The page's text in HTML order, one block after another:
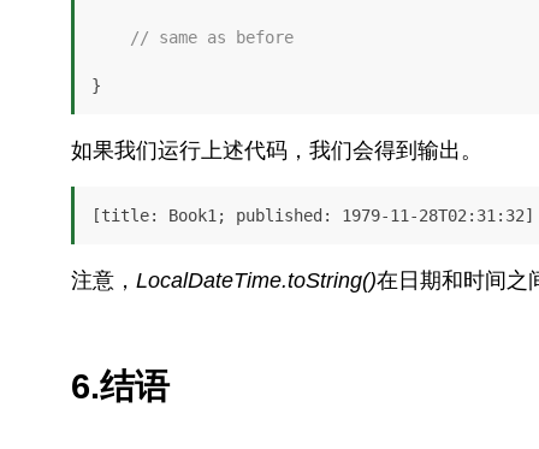
// same as before
}
如果我们运行上述代码，我们会得到输出。
[title: Book1; published: 1979-11-28T02:31:32]
注意， LocalDateTime.toString()在日期和时间之
6.结语